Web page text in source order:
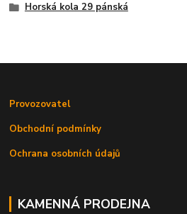
Horská kola 29 pánská
Provozovatel
Obchodní podmínky
Ochrana osobních údajů
KAMENNÁ PRODEJNA